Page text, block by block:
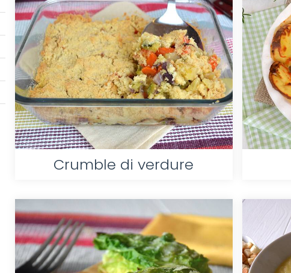
Crumble di verdure